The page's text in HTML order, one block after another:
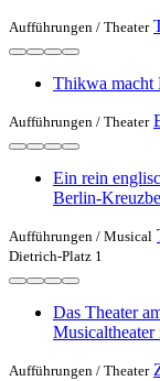
Aufführungen / Theater
Thikwa macht
Aufführungen / Theater
Ein rein
Berlin-
Aufführungen / Musical
Dietrich-Platz 1
Das Theater
Aufführungen / Theater